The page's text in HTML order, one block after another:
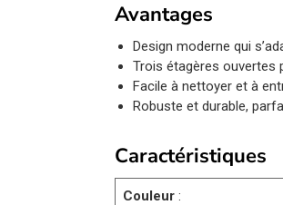
Avantages
Design moderne qui
Trois étagères ouvertes
Facile à nettoyer et à
Robuste et durable,
Caractéristiques
Couleur :